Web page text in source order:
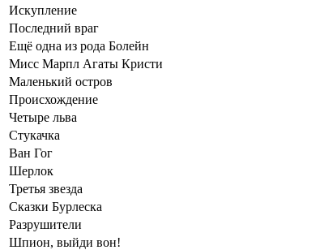
Искупление
Последний враг
Ещё одна из рода Болейн
Мисс Марпл Агаты Кристи
Маленький остров
Происхождение
Четыре льва
Стукачка
Ван Гог
Шерлок
Третья звезда
Сказки Бурлеска
Разрушители
Шпион, выйди вон!